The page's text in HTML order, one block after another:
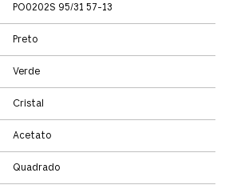
PO0202S 95/31 57-13
Preto
Verde
Cristal
Acetato
Quadrado